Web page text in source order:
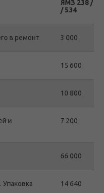
ЯМЗ 238 /
/ 534
в ремонт 3 000
15 600
10 800
и
7 200
66 000
Упаковка 14 640